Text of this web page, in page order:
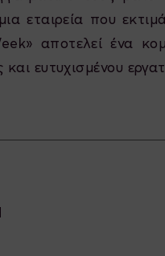
εταιρεία που
αποτελεί ένα
και ευτυχισμένου